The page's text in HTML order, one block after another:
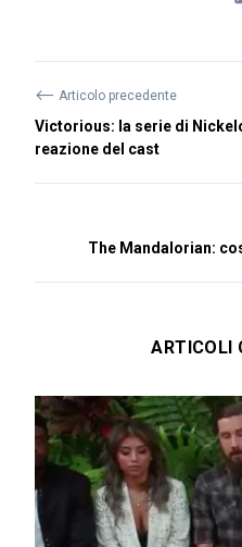
⟵ Articolo precedente
Victorious: la serie di
reazione del cast
The Mandalorian:
ARTICOLI